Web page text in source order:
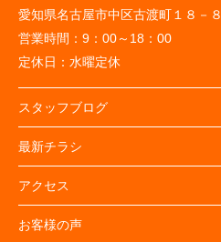
愛知県名古屋市中区古渡町１８－８
営業時間： 9：00～18：00
定休日： 水曜定休
スタッフブログ
最新チラシ
アクセス
お客様の声